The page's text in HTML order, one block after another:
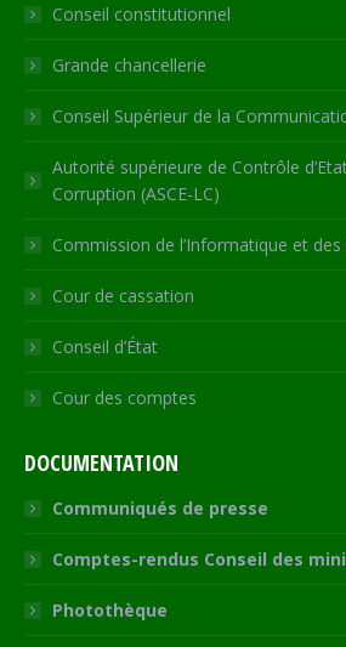
windowwindowwindowwindow
new
Conseil constitutionnel
Grande chancellerie
Conseil Supérieur de la
Autorité supérieure de Contrôle
Corruption (ASCE-LC)
Commission de l’Informatique et des
Cour de cassation
Conseil d’État
Cour des comptes
DOCUMENTATION
Communiqués de presse
Comptes-rendus Conseil des
Photothèque